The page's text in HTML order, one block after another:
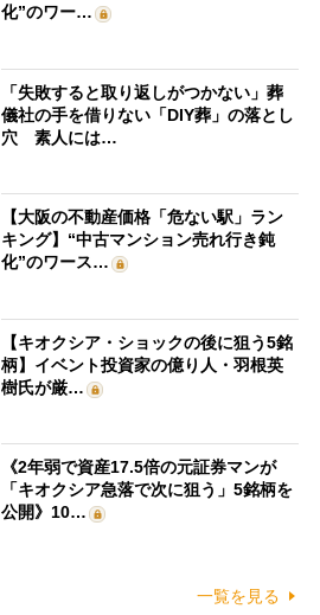
化”のワー…
「失敗すると取り返しがつかない」葬
儀社の手を借りない「DIY葬」の落とし
穴 素人には…
【大阪の不動産価格「危ない駅」ラン
キング】“中古マンション売れ行き鈍
化”のワース…
【キオクシア・ショックの後に狙う5銘
柄】イベント投資家の億り人・羽根英
樹氏が厳…
《2年弱で資産17.5倍の元証券マンが
「キオクシア急落で次に狙う」5銘柄を
公開》10…
一覧を見る